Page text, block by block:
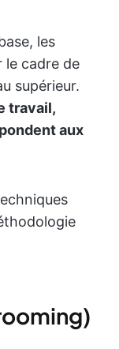
les
le cadre de
supérieur.
travail,
aux